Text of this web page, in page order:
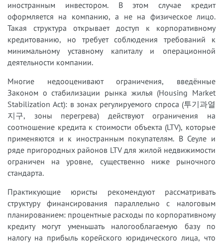
иностранным инвестором. В этом случае кредит
оформляется на компанию, а не на физическое лицо.
Такая структура открывает доступ к корпоративному
кредитованию, но требует соблюдения требований к
минимальному уставному капиталу и операционной
деятельности компании.
Многие недооценивают ограничения, введённые
Законом о стабилизации рынка жилья (Housing Market
Stabilization Act): в зонах регулируемого спроса (투기과열
지구, зоны перегрева) действуют ограничения на
соотношение кредита к стоимости объекта (LTV), которые
применяются и к иностранным покупателям. В Сеуле и
ряде пригородных районов LTV для жилой недвижимости
ограничен на уровне, существенно ниже рыночного
стандарта.
Практикующие юристы рекомендуют рассматривать
структуру финансирования параллельно с налоговым
планированием: процентные расходы по корпоративному
кредиту могут уменьшать налогооблагаемую базу по
налогу на прибыль корейского юридического лица, что